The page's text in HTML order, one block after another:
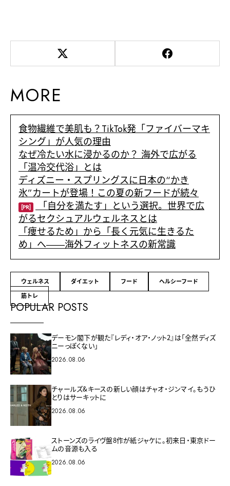
MORE
食物繊維で美肌も？TikTok発「ファイバーマキ
シング」が人気の理由
なぜ冷たい水に浸かるのか？ 海外で広がる
「温冷交代浴」とは
ディズニー・スプリングスに日本の“かき
氷”カートが登場！この夏の新フードが続々
[PR] 「自分を満たす」という選択。世界で広
がるセクシュアルウェルネスとは
「痩せるため」から「長く元気に生きるた
め」へ――海外フィットネスの新常識
ウェルネス ダイエット フード
ヘルシーフード
筋トレ
POPULAR POSTS
デーモン閣下が観た『レディ・オア・ノット2』は「全然ディズ
ニーっぽくない」
2026.08.06
チャールズ&キースの新しい顔はチャオ・ジンマイ。もうひ
とりはサーキットに
2026.08.06
ストーンズのライヴ盤8作が紙ジャケに。初来日・東京ドー
ムの音源も入る
2026.08.06